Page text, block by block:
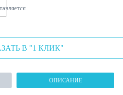
В "1 КЛИК"
ОПИСАНИЕ